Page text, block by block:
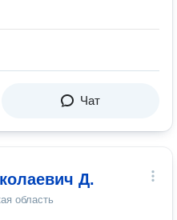
Чат
Д.
область